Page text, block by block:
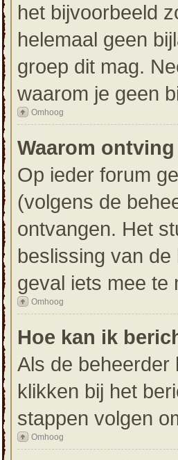
het bijvoorbeeld
helemaal geen
groep dit mag.
waarom je geen
Omhoog
Waarom
Op ieder forum
(volgens de
ontvangen. Het
beslissing van
geval iets mee te
Omhoog
Hoe kan ik
Als de beheerder
klikken bij het
stappen volgen
Omhoog